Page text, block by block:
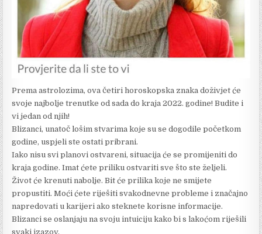
Prema astrolozima, ova četiri horoskopska znaka doživjet će
svoje najbolje trenutke od sada do kraja 2022. godine! Budite i
vi jedan od njih!
Blizanci, unatoč lošim stvarima koje su se dogodile početkom
godine, uspjeli ste ostati pribrani.
Iako nisu svi planovi ostvareni, situacija će se promijeniti do
kraja godine. Imat ćete priliku ostvariti sve što ste željeli.
Život će krenuti nabolje. Bit će prilika koje ne smijete
propustiti. Moći ćete riješiti svakodnevne probleme i značajno
napredovati u karijeri ako steknete korisne informacije.
Blizanci se oslanjaju na svoju intuiciju kako bi s lakoćom riješili
svaki izazov.